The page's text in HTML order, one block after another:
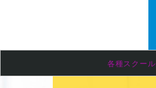
各種スクール